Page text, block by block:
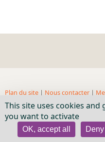
Organigrammes de la
Rapports d'activité de la
Répertoire
Plan du site | Nous contacter |
| BnF, 2018- ...
This site uses cookies
you want to activate
OK, accept all